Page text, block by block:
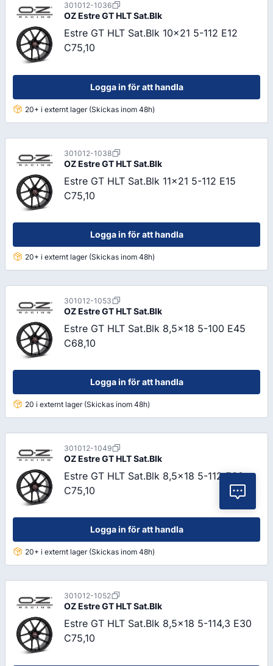
301012-1036
OZ Estre GT HLT Sat.Blk
Estre GT HLT Sat.Blk 10x21 5-112 E12
C75,10
Logga in för att handla
20+ i externt lager (Skickas inom 48h)
301012-1038
OZEstre GT HLT Sat.Blk
Estre GT HLT Sat.Blk 11x21 5-112 E15
C75,10
Logga in för att handla
20+ i externt lager (Skickas inom 48h)
301012-1053
OZEstre GT HLT Sat.Blk
Estre GT HLT Sat.Blk 8,5x18 5-100 E45
C68,10
Logga in för att handla
20 i externt lager (Skickas inom 48h)
301012-1049
OZEstre GT HLT Sat.Blk
Estre GT HLT Sat.Blk 8,5x18 5-112 E30
C75,10
Logga in för att handla
20+ i externt lager (Skickas inom 48h)
301012-1052
OZ Estre GT HLT Sat.Blk
Estre GT HLT Sat.Blk 8,5x18 5-114,3 E30
C75,10